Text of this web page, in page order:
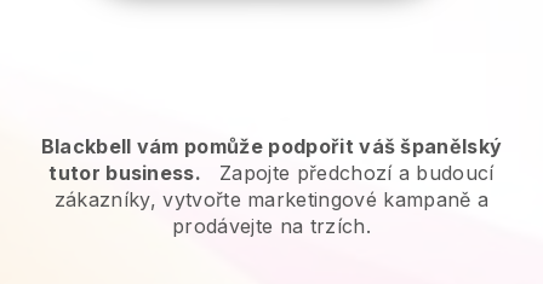
Blackbell vám pomůže podpořit váš španělský
tutor business.
Zapojte předchozí a budoucí
zákazníky, vytvořte marketingové kampaně a
prodávejte na trzích.